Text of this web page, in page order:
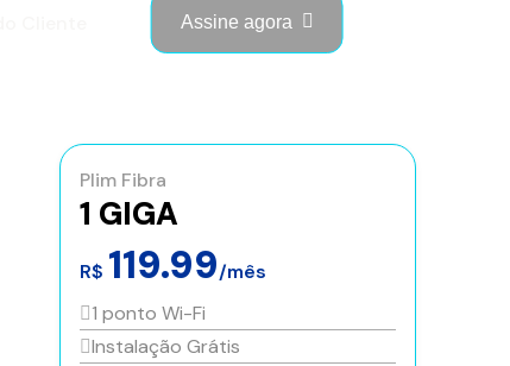
Assine agora
Plim Fibra
1 GIGA
R$ 119.99/mês
1 ponto Wi-Fi
Instalação Grátis